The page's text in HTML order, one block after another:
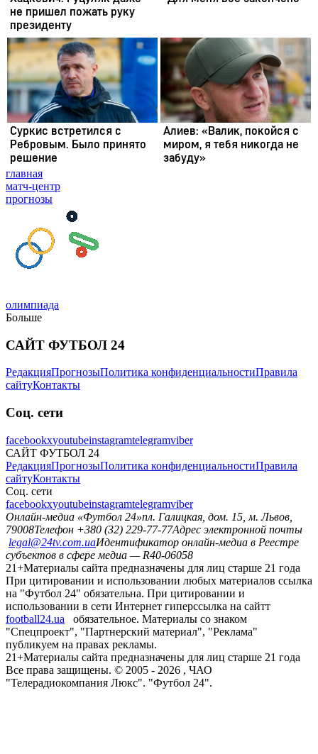
главная
матч-центр
прогнозы
олимпиада
Больше
САЙТ ФУТБОЛ 24
РедакцияПрогнозыПолитика конфиденциальностиПравила
сайтуКонтакты
Соц. сети
facebookxyoutubeinstagramtelegramviber
САЙТ ФУТБОЛ 24
РедакцияПрогнозыПолитика конфиденциальностиПравила
сайтуКонтакты
Соц. сети
facebookxyoutubeinstagramtelegramviber
Онлайн-медиа «Футбол 24»пл. Галицкая, дом. 15, м. Львов,
79008Телефон +380 (32) 229-77-77Адрес электронной почты
legal@24tv.com.uaИдентификатор онлайн-медиа в Реестре
субъектов в сфере медиа — R40-06058
21+Материалы сайта предназначены для лиц старше 21 года
При цитировании и использовании любых материалов ссылка
на "Футбол 24" обязательна. При цитировании и
использовании в сети Интернет гиперссылка на сайтт
football24.ua
обязательное. Материалы со знаком
"Спецпроект", "Партнерский материал", "Реклама"
публикуем на правах рекламы.
21+Материалы сайта предназначены для лиц старше 21 года
Все права защищены. © 2005 - 2026 , ЧАО
"Телерадиокомпания Люкс". "Футбол 24".